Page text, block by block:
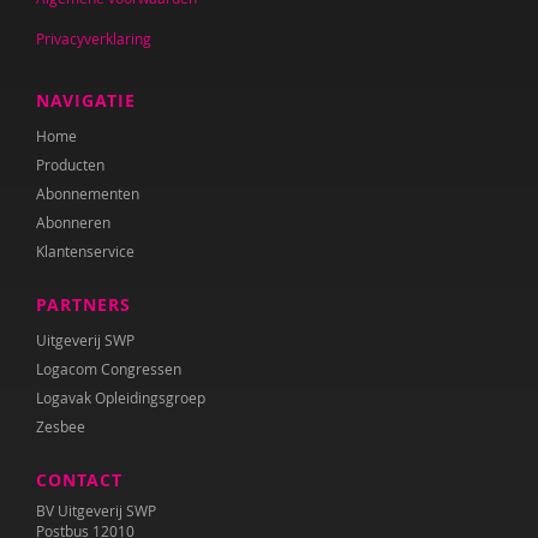
Jan De Mets
Bart Declercq
Amanda Dietrich
Nanne van Doorn
Wieteke van Dort
Marilse Eerkens
Loïs Eijgenraam
Lonneke van Elburg
Lynn van Ewijk
Belinda Fallaux
Privacyverklaring
NAVIGATIE
Home
Producten
Abonnementen
Abonneren
Klantenservice
PARTNERS
Uitgeverij SWP
Logacom Congressen
Logavak Opleidingsgroep
Zesbee
CONTACT
BV Uitgeverij SWP
Postbus 12010